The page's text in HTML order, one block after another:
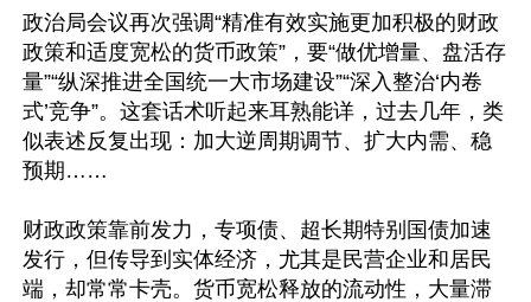
政治局会议再次强调“精准有效实施更加积极的财政
政策和适度宽松的货币政策”，要“做优增量、盘活存
量”“纵深推进全国统一大市场建设”“深入整治‘内卷
式’竞争”。这套话术听起来耳熟能详，过去几年，类
似表述反复出现：加大逆周期调节、扩大内需、稳
预期……
财政政策靠前发力，专项债、超长期特别国债加速
发行，但传导到实体经济，尤其是民营企业和居民
端，却常常卡壳。货币宽松释放的流动性，大量滞